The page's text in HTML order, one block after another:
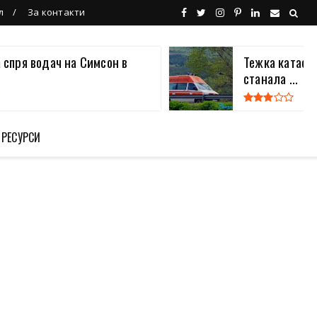
За контакти
водач на Симсон в
Тежка
станала ...